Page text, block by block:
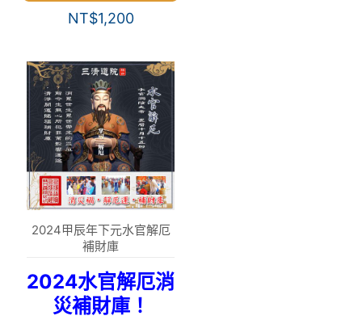
NT$1,200
2024甲辰年下元水官解厄
補財庫
2024水官解厄消
災補財庫！